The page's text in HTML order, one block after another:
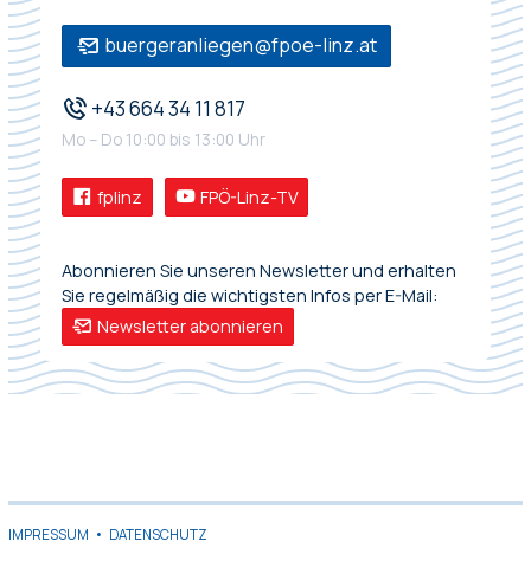
buergeranliegen@fpoe-linz.at
+43 664 34 11 817
Mo – Do 10:00 bis 13:00 Uhr
fplinz FPÖ-Linz-TV
Abonnieren Sie unseren Newsletter und erhalten
Sie regelmäßig die wichtigsten Infos per E-Mail:
Newsletter abonnieren
IMPRESSUM • DATENSCHUTZ